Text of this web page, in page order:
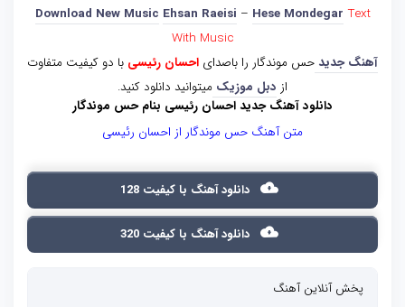
Download New Music Ehsan Raeisi – Hese Mondegar Text
With Music
آهنگ جدید حس موندگار را باصدای احسان رئیسی با دو کیفیت متفاوت
از دبل موزیک میتوانید دانلود کنید.
دانلود آهنگ جدید احسان رئیسی بنام حس موندگار
متن آهنگ حس موندگار از احسان رئیسی
دانلود آهنگ با کیفیت 128
دانلود آهنگ با کیفیت 320
پخش آنلاین آهنگ